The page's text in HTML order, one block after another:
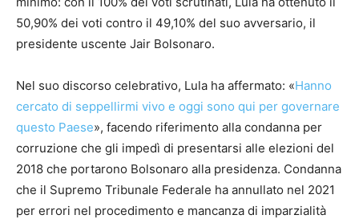
50,90% dei voti contro il 49,10% del suo avversario, il
presidente uscente Jair Bolsonaro.
Nel suo discorso celebrativo, Lula ha affermato: «Hanno
cercato di seppellirmi vivo e oggi sono qui per governare
questo Paese», facendo riferimento alla condanna per
corruzione che gli impedì di presentarsi alle elezioni del
2018 che portarono Bolsonaro alla presidenza. Condanna
che il Supremo Tribunale Federale ha annullato nel 2021
per errori nel procedimento e mancanza di imparzialità